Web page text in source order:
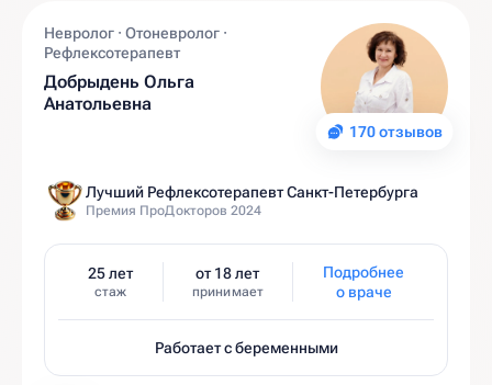
170 отзывов
Невролог · Отоневролог ·
Рефлексотерапевт
Добрыдень Ольга
Анатольевна
Лучший Рефлексотерапевт Санкт-Петербурга
Премия ПроДокторов 2024
25 лет
стаж
от 18 лет
принимает
Подробнее
о враче
Работает с беременными